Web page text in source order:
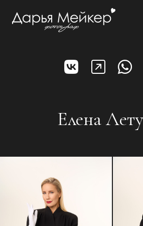
Елена